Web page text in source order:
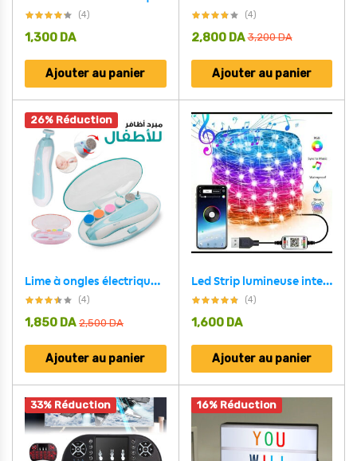
(4)
1,300 DA
Ajouter au panier
(4)
3,200DA
2,800 DA
Ajouter au panier
26% Réduction
Lime à ongles électrique pour bébé
(4)
2,500DA
1,850 DA
Ajouter au panier
Led Strip lumineuse intelligente 5M USB Bluetooth pour décoration
(4)
1,600 DA
Ajouter au panier
33% Réduction 16% Réduction